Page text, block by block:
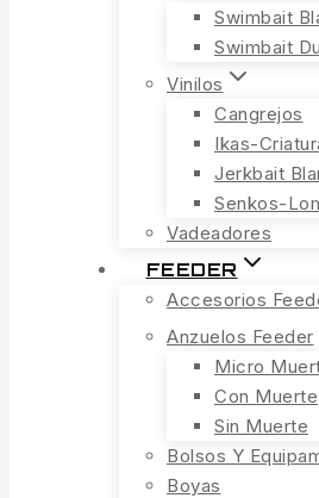
Swimbait
Swimbait
Vinilos
Cangrejos
Ikas-
Jerkbait
Senkos-
Vadeadores
FEEDER
Accesorios
Anzuelos Feeder
Micro
Con Muerte
Sin Muerte
Bolsos Y
Boyas